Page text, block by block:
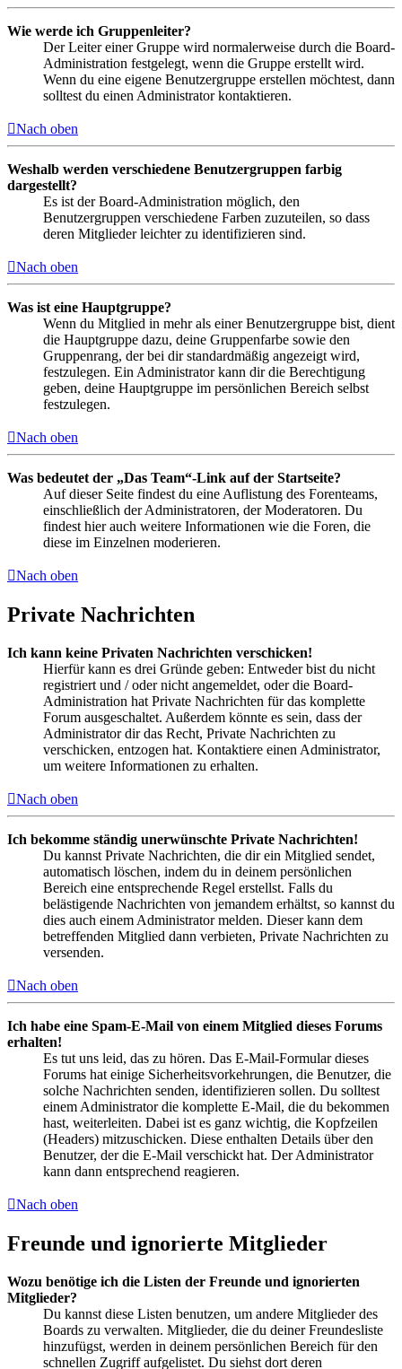
Wie werde ich Gruppenleiter?
Der Leiter einer Gruppe wird normalerweise durch die Board-
Administration festgelegt, wenn die Gruppe erstellt wird.
Wenn du eine eigene Benutzergruppe erstellen möchtest, dann
solltest du einen Administrator kontaktieren.
Nach oben
Weshalb werden verschiedene Benutzergruppen farbig
dargestellt?
Es ist der Board-Administration möglich, den
Benutzergruppen verschiedene Farben zuzuteilen, so dass
deren Mitglieder leichter zu identifizieren sind.
Nach oben
Was ist eine Hauptgruppe?
Wenn du Mitglied in mehr als einer Benutzergruppe bist, dient
die Hauptgruppe dazu, deine Gruppenfarbe sowie den
Gruppenrang, der bei dir standardmäßig angezeigt wird,
festzulegen. Ein Administrator kann dir die Berechtigung
geben, deine Hauptgruppe im persönlichen Bereich selbst
festzulegen.
Nach oben
Was bedeutet der „Das Team“-Link auf der Startseite?
Auf dieser Seite findest du eine Auflistung des Forenteams,
einschließlich der Administratoren, der Moderatoren. Du
findest hier auch weitere Informationen wie die Foren, die
diese im Einzelnen moderieren.
Nach oben
Private Nachrichten
Ich kann keine Privaten Nachrichten verschicken!
Hierfür kann es drei Gründe geben: Entweder bist du nicht
registriert und / oder nicht angemeldet, oder die Board-
Administration hat Private Nachrichten für das komplette
Forum ausgeschaltet. Außerdem könnte es sein, dass der
Administrator dir das Recht, Private Nachrichten zu
verschicken, entzogen hat. Kontaktiere einen Administrator,
um weitere Informationen zu erhalten.
Nach oben
Ich bekomme ständig unerwünschte Private Nachrichten!
Du kannst Private Nachrichten, die dir ein Mitglied sendet,
automatisch löschen, indem du in deinem persönlichen
Bereich eine entsprechende Regel erstellst. Falls du
belästigende Nachrichten von jemandem erhältst, so kannst du
dies auch einem Administrator melden. Dieser kann dem
betreffenden Mitglied dann verbieten, Private Nachrichten zu
versenden.
Nach oben
Ich habe eine Spam-E-Mail von einem Mitglied dieses Forums
erhalten!
Es tut uns leid, das zu hören. Das E-Mail-Formular dieses
Forums hat einige Sicherheitsvorkehrungen, die Benutzer, die
solche Nachrichten senden, identifizieren sollen. Du solltest
einem Administrator die komplette E-Mail, die du bekommen
hast, weiterleiten. Dabei ist es ganz wichtig, die Kopfzeilen
(Headers) mitzuschicken. Diese enthalten Details über den
Benutzer, der die E-Mail verschickt hat. Der Administrator
kann dann entsprechend reagieren.
Nach oben
Freunde und ignorierte Mitglieder
Wozu benötige ich die Listen der Freunde und ignorierten
Mitglieder?
Du kannst diese Listen benutzen, um andere Mitglieder des
Boards zu verwalten. Mitglieder, die du deiner Freundesliste
hinzufügst, werden in deinem persönlichen Bereich für den
schnellen Zugriff aufgelistet. Du siehst dort deren